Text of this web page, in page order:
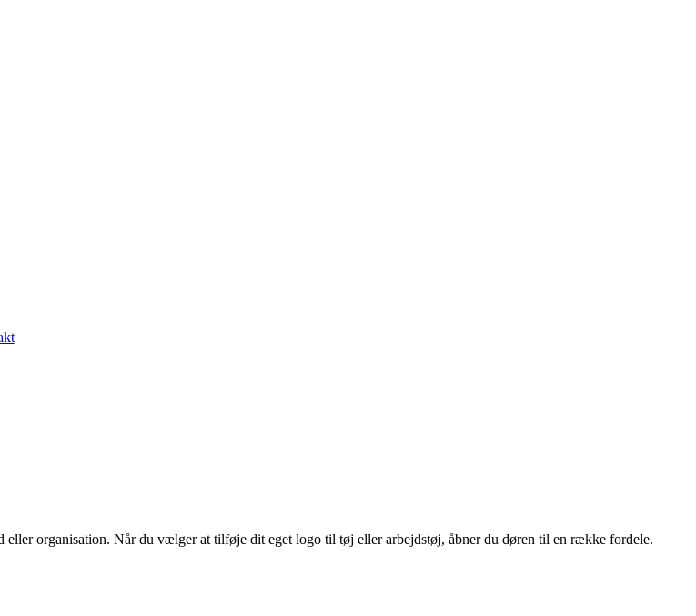
organisation. Når du vælger at tilføje dit eget logo til tøj eller arbejdstøj, åbner du døren til en række fordele.